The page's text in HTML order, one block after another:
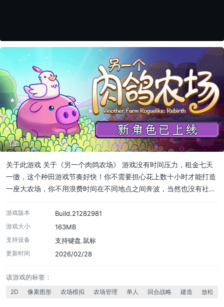
关于此游戏 关于《另一个肉鸽农场》 游戏没有时间压力，租金七天
一缴，这个种田游戏节奏好快！你不需要担心花上数十小时才能打造
一座大农场，你不用浪费时间在不同地点之间奔波，当然也没有社…
游戏版本 Build.21282981
游戏大小 163MB
支持设备 支持键盘.鼠标
更新时间 2026/02/28
该游戏的标签：
2D 像素图形 农场模拟 农场管理 单人 回合战略 建造 放松